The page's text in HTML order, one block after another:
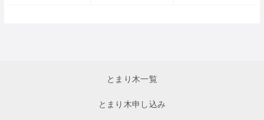
とまり木一覧
とまり木申し込み